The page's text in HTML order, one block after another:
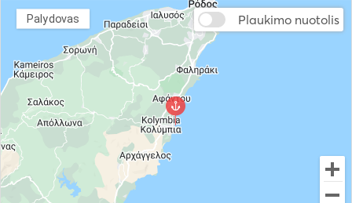
Plaukimo nuotolis
Palydovas